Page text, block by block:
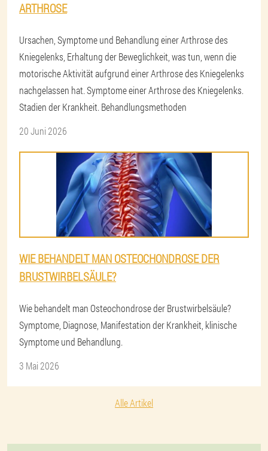
ARTHROSE
Ursachen, Symptome und Behandlung einer Arthrose des
Kniegelenks, Erhaltung der Beweglichkeit, was tun, wenn die
motorische Aktivität aufgrund einer Arthrose des Kniegelenks
nachgelassen hat. Symptome einer Arthrose des Kniegelenks.
Stadien der Krankheit. Behandlungsmethoden
20 Juni 2026
WIE BEHANDELT MAN OSTEOCHONDROSE DER
BRUSTWIRBELSÄULE?
Wie behandelt man Osteochondrose der Brustwirbelsäule?
Symptome, Diagnose, Manifestation der Krankheit, klinische
Symptome und Behandlung.
3 Mai 2026
Alle Artikel